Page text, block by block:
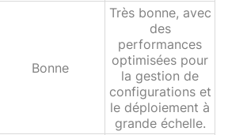
Bonne
Très bonne, avec
des
performances
optimisées pour
la gestion de
configurations et
le déploiement à
grande échelle.